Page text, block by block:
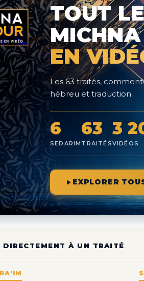
TOUT
MICHNA
EN
Les 63 traités,
hébreu et traduction.
6
SEDARIM
63
TRAITÉS
3
VIDÉOS
EXPLORER
DIRECTEMENT À UN TRAITÉ